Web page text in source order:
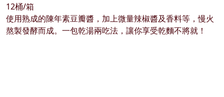
12桶/箱
使用熟成的陳年素豆瓣醬，加上微量辣椒醬及香料等，慢火
熬製發酵而成。一包乾湯兩吃法，讓你享受乾麵不將就！